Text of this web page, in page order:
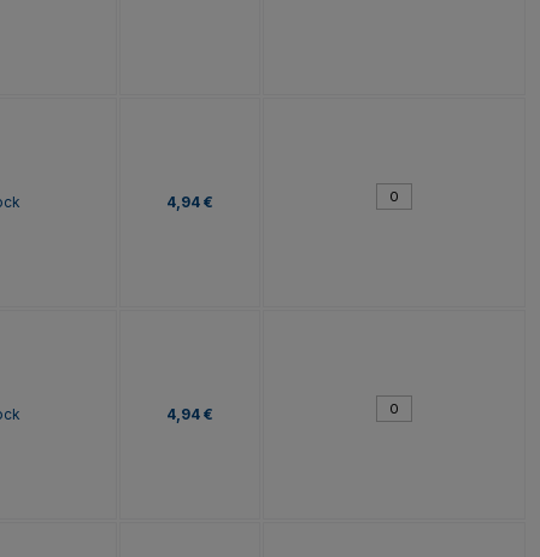
4,94 €
4,94 €